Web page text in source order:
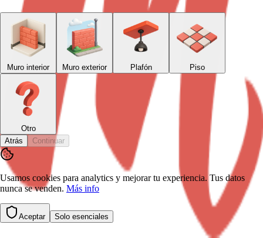
Muro interior Muro exterior Plafón Piso
Otro
Atrás
Continuar
Usamos cookies para analytics y mejorar tu experiencia. Tus datos
nunca se venden. Más info
Aceptar Solo esenciales